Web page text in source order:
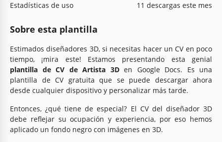
Estadísticas de uso 11 descargas este mes
Sobre esta plantilla
Estimados diseñadores 3D, si necesitas hacer un CV en poco
tiempo, ¡mira este! Estamos presentando esta genial
plantilla de CV de Artista 3Den Google Docs. Es una
plantilla de CV gratuita que se puede descargar ahora
desde cualquier dispositivo y personalizar más tarde.
Entonces, ¿qué tiene de especial? El CV del diseñador 3D
debe reflejar su ocupación y experiencia, por eso hemos
aplicado un fondo negro con imágenes en 3D.